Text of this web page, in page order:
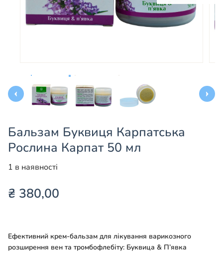
Бальзам Буквиця Карпатська
Рослина Карпат 50 мл
1 в наявності
₴ 380,00
Ефективний крем-бальзам для лікування варикозного
розширення вен та тромбофлебіту: Буквица & П’явка